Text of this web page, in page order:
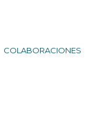
COLABORACIONES